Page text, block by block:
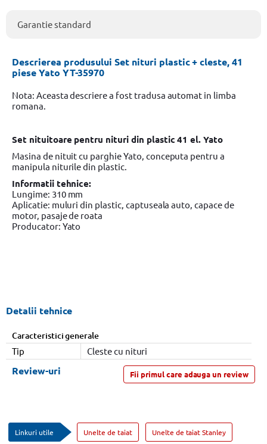
Garantie standard
Descrierea produsului Set nituri plastic + cleste, 41
piese Yato YT-35970
Nota: Aceasta descriere a fost tradusa automat in limba
romana.
Set nituitoare pentru nituri din plastic 41 el. Yato
Masina de nituit cu parghie Yato, conceputa pentru a
manipula niturile din plastic.
Informatii tehnice:
Lungime: 310 mm
Aplicatie: muluri din plastic, captuseala auto, capace de
motor, pasaje de roata
Producator: Yato
Detalii tehnice
Caracteristici generale
Tip
Cleste cu nituri
Fii primul care adauga un review
Review-uri
Linkuri utile Unelte de taiat Unelte de taiat Stanley